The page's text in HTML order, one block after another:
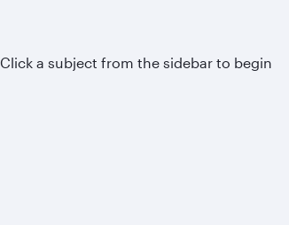
Click a subject from the sidebar to begin